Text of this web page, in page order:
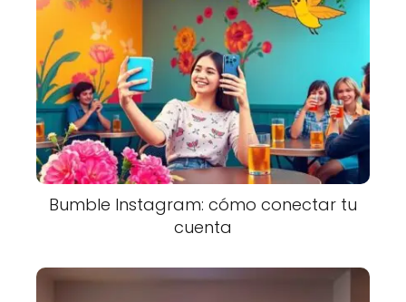
Bumble Instagram: cómo conectar tu
cuenta